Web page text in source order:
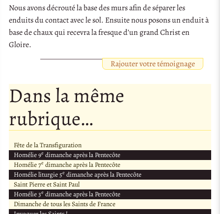
Nous avons décrouté la base des murs afin de séparer les
enduits du contact avec le sol. Ensuite nous posons un enduit à
base de chaux qui recevra la fresque d’un grand Christ en
Gloire.
Rajouter votre témoignage
Dans la même
rubrique…
Fête de la Transfiguration
Homélie 9e dimanche après la Pentecôte
Homélie 7e dimanche après la Pentecôte
Homélie liturgie 5e dimanche après la Pentecôte
Saint Pierre et Saint Paul
Homélie 3e dimanche après la Pentecôte
Dimanche de tous les Saints de France